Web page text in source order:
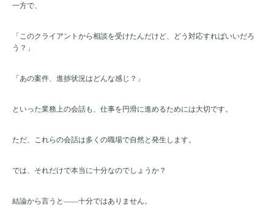
一方で、
「このクライアントから相談を受けたんだけど、どう対応すればいいだろ
う？」
「あの案件、進捗状況はどんな感じ？」
といった業務上の会話も、仕事を円滑に進めるためには大切です。
ただ、これらの会話は多くの職場で自然と発生します。
では、それだけで本当に十分なのでしょうか？
結論から言うと――十分ではありません。